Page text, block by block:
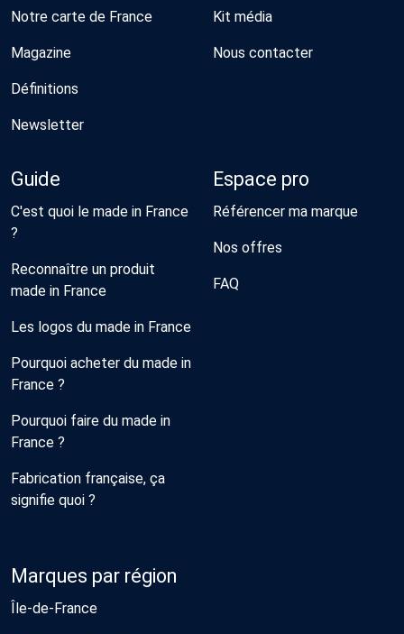
Notre carte de France
Magazine
Définitions
Newsletter
Kit média
Nous contacter
Guide
C'est quoi le made in France
?
Reconnaître un produit
made in France
Les logos du made in France
Pourquoi acheter du made in
France ?
Pourquoi faire du made in
France ?
Fabrication française, ça
signifie quoi ?
Espace pro
Référencer ma marque
Nos offres
FAQ
Marques par région
Île-de-France